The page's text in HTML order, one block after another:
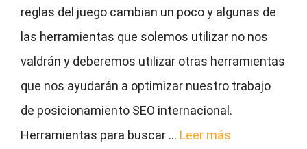
reglas del juego cambian un poco y algunas de
las herramientas que solemos utilizar no nos
valdrán y deberemos utilizar otras herramientas
que nos ayudarán a optimizar nuestro trabajo
de posicionamiento SEO internacional.
Herramientas para buscar … Leer más